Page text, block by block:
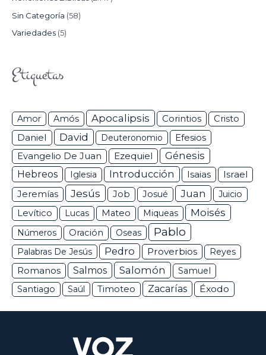
Sin Categoría (58)
Variedades (5)
Etiquetas
Amor Amós Apocalipsis Corintios Cristo
Daniel David Deuteronomio Efesios
Evangelio De Juan Ezequiel
Génesis
Hebreos
Iglesia Introducción Isaias Israel
Jeremías Jesús Job Josué Juan
Juicio
Levítico
Lucas Mateo Miqueas Moisés
Números Oración Oseas Pablo
Palabras De Jesús Pedro Proverbios Reyes
Romanos Salmos Salomón
Samuel
Santiago
Saúl Timoteo Zacarías Éxodo